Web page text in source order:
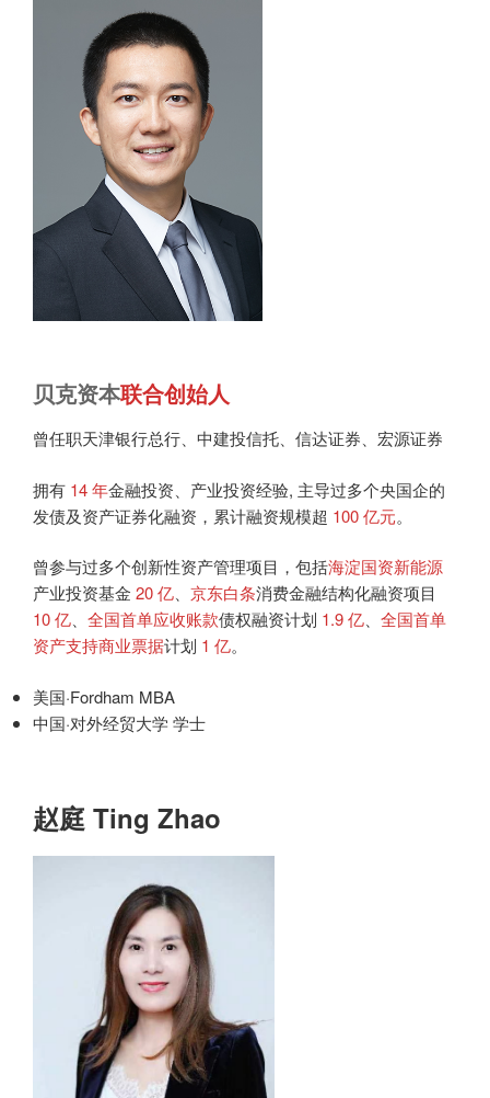
贝克资本联合创始人
曾任职天津银行总行、中建投信托、信达证券、宏源证券
拥有 14 年金融投资、产业投资经验, 主导过多个央国企的
发债及资产证券化融资，累计融资规模超 100 亿元。
曾参与过多个创新性资产管理项目，包括海淀国资新能源
产业投资基金 20 亿 京东白条消费金融结构化融资项目
10 亿
全国首单应收账款债权融资计划 1.9 亿
全国首单
资产支持商业票据计划 1 亿。
美国·Fordham MBA
中国·对外经贸大学 学士
赵庭 Ting Zhao